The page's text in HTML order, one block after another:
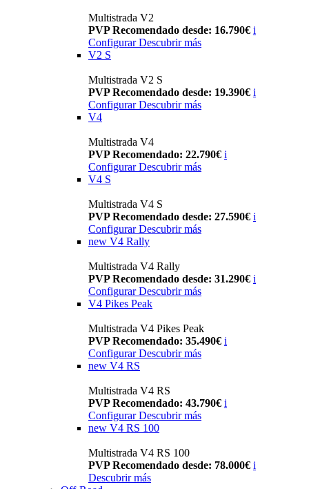
Multistrada V2
PVP Recomendado desde: 16.790€ i
Configurar Descubrir más
V2 S
Multistrada V2 S
PVP Recomendado desde: 19.390€ i
Configurar Descubrir más
V4
Multistrada V4
PVP Recomendado: 22.790€ i
Configurar Descubrir más
V4 S
Multistrada V4 S
PVP Recomendado desde: 27.590€ i
Configurar Descubrir más
new V4 Rally
Multistrada V4 Rally
PVP Recomendado desde: 31.290€ i
Configurar Descubrir más
V4 Pikes Peak
Multistrada V4 Pikes Peak
PVP Recomendado: 35.490€ i
Configurar Descubrir más
new V4 RS
Multistrada V4 RS
PVP Recomendado: 43.790€ i
ConfigurarDescubrir más
new V4 RS 100
Multistrada V4 RS 100
PVP Recomendado desde: 78.000€ i
Descubrir más